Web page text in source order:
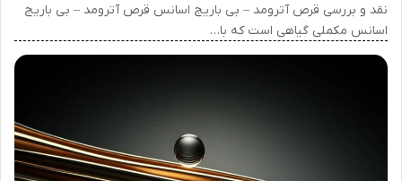
نقد و بررسی قرص آترومد – بی باریج اسانس قرص آترومد – بی باریج
اسانس مکملی گیاهی است که با…